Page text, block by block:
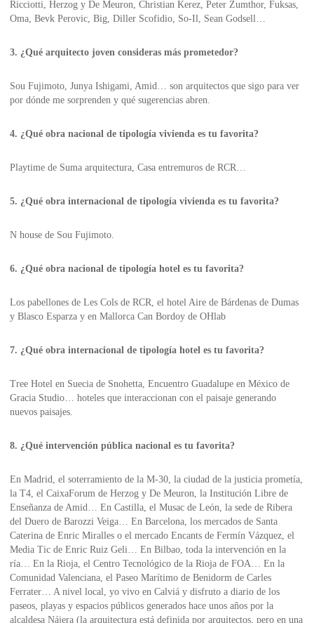
Ricciotti, Herzog y De Meuron, Christian Kerez, Peter Zumthor, Fuksas,
Oma, Bevk Perovic, Big, Diller Scofidio, So-Il, Sean Godsell…
3. ¿Qué arquitecto joven consideras más prometedor?
Sou Fujimoto, Junya Ishigami, Amid… son arquitectos que sigo para ver
por dónde me sorprenden y qué sugerencias abren.
4. ¿Qué obra nacional de tipología vivienda es tu favorita?
Playtime de Suma arquitectura, Casa entremuros de RCR…
5. ¿Qué obra internacional de tipología vivienda es tu favorita?
N house de Sou Fujimoto.
6. ¿Qué obra nacional de tipología hotel es tu favorita?
Los pabellones de Les Cols de RCR, el hotel Aire de Bárdenas de Dumas
y Blasco Esparza y en Mallorca Can Bordoy de OHlab
7. ¿Qué obra internacional de tipología hotel es tu favorita?
Tree Hotel en Suecia de Snohetta, Encuentro Guadalupe en México de
Gracia Studio… hoteles que interaccionan con el paisaje generando
nuevos paisajes.
8. ¿Qué intervención pública nacional es tu favorita?
En Madrid, el soterramiento de la M-30, la ciudad de la justicia prometía,
la T4, el CaixaForum de Herzog y De Meuron, la Institución Libre de
Enseñanza de Amid… En Castilla, el Musac de León, la sede de Ribera
del Duero de Barozzi Veiga… En Barcelona, los mercados de Santa
Caterina de Enric Miralles o el mercado Encants de Fermín Vázquez, el
Media Tic de Enric Ruiz Geli… En Bilbao, toda la intervención en la
ría… En la Rioja, el Centro Tecnológico de la Rioja de FOA… En la
Comunidad Valenciana, el Paseo Marítimo de Benidorm de Carles
Ferrater… A nivel local, yo vivo en Calviá y disfruto a diario de los
paseos, playas y espacios públicos generados hace unos años por la
alcaldesa Nájera (la arquitectura está definida por arquitectos, pero en una